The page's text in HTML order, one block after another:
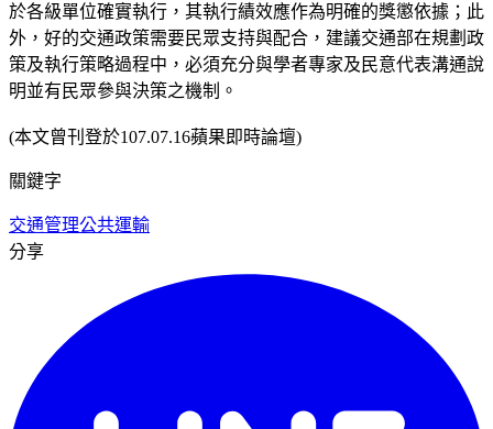
於各級單位確實執行，其執行績效應作為明確的獎懲依據；此
外，好的交通政策需要民眾支持與配合，建議交通部在規劃政
策及執行策略過程中，必須充分與學者專家及民意代表溝通說
明並有民眾參與決策之機制。
(本文曾刊登於107.07.16蘋果即時論壇)
關鍵字
交通管理公共運輸
分享